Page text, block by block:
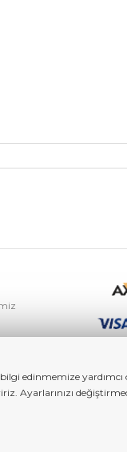
edinmemize
Ayarlarınızı